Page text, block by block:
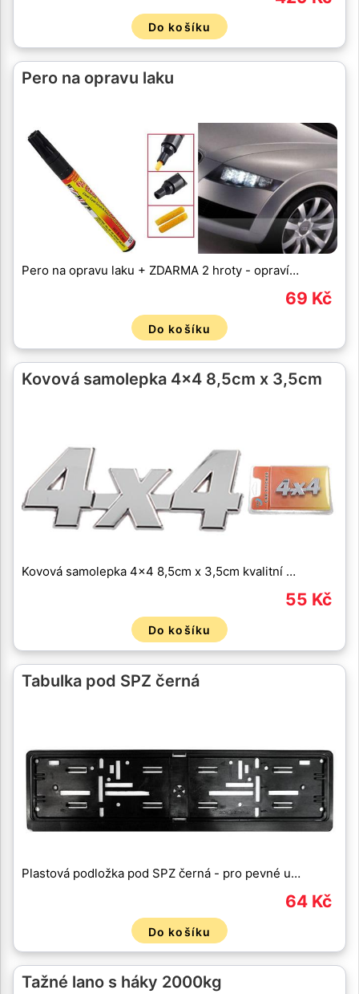
Do košíku
Pero na opravu laku
Pero na opravu laku + ZDARMA 2 hroty - opraví…
69 Kč
Do košíku
Kovová samolepka 4x4 8,5cm x 3,5cm
Kovová samolepka 4x4 8,5cm x 3,5cm kvalitní …
55 Kč
Do košíku
Tabulka pod SPZ černá
Plastová podložka pod SPZ černá - pro pevné u…
64 Kč
Do košíku
Tažné lano s háky 2000kg